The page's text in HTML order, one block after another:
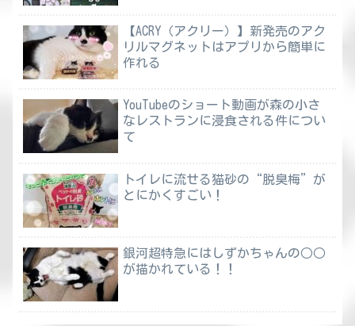
【ACRY（アクリー）】新発売のアク
リルマグネットはアプリから簡単に
作れる
YouTubeのショート動画が森の小さ
なレストランに浸食される件につい
て
トイレに流せる猫砂の“脱臭梅”が
とにかくすごい！
銀河超特急にはしずかちゃんの○○
が描かれている！！